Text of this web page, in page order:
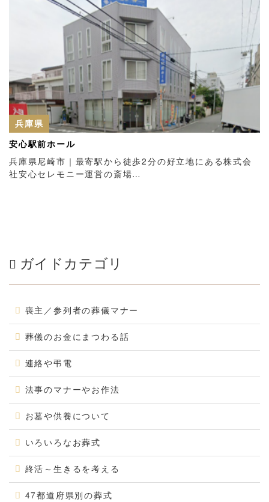
兵庫県
安心駅前ホール
兵庫県尼崎市｜最寄駅から徒歩2分の好立地にある株式会
社安心セレモニー運営の斎場…
ガイドカテゴリ
喪主／参列者の葬儀マナー
葬儀のお金にまつわる話
連絡や弔電
法事のマナーやお作法
お墓や供養について
いろいろなお葬式
終活～生きるを考える
47都道府県別の葬式